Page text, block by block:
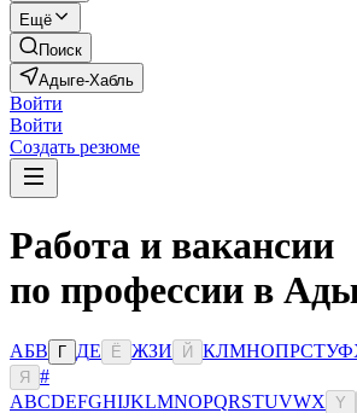
Ещё
Поиск
Адыге-Хабль
Войти
Войти
Создать резюме
Работа и вакансии
по профессии в
АБВ Г ДЕ Ё ЖЗИ Й КЛМНОПРСТУФ
Я
#
ABCDEFGHIJKLMNOPQRSTUVWX Y